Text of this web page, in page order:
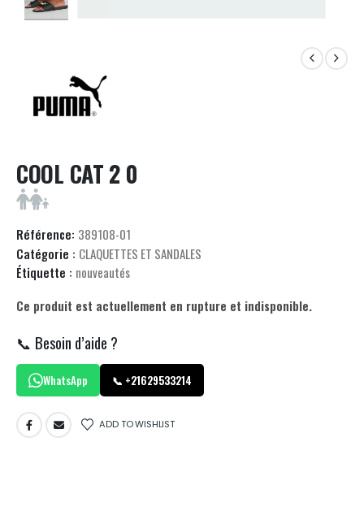
COOL CAT 2 0
Référence: 389108-01
Catégorie : CLAQUETTES ET SANDALES
Étiquette : nouveautés
Ce produit est actuellement en rupture et indisponible.
📞 Besoin d’aide ?
WhatsApp 📞 +21629533214
ADD TO WISHLIST